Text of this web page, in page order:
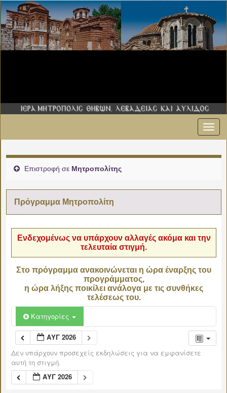
Επιστροφή σε Μητροπολίτης
Πρόγραμμα Μητροπολίτη
Ενδεχομένως να υπάρχουν αλλαγές ακόμα και την
τελευταία στιγμή.
Στο πρόγραμμα ανακοινώνεται η ώρα έναρξης του
προγράμματος,
η ώρα λήξης ποικίλει ανάλογα με τις συνθήκες
τελέσεως του.
Κατηγορίες
ΑΥΓ 2026
Δεν υπάρχουν προσεχείς εκδηλώσεις για να εμφανίσετε
αυτή τη στιγμή.
ΑΥΓ 2026